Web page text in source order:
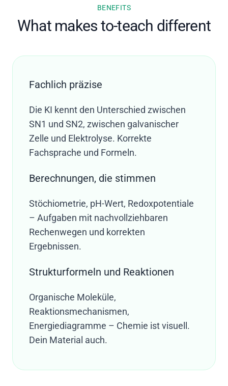
BENEFITS
What makes to-teach different
Fachlich präzise
Die KI kennt den Unterschied zwischen
SN1 und SN2, zwischen galvanischer
Zelle und Elektrolyse. Korrekte
Fachsprache und Formeln.
Berechnungen, die stimmen
Stöchiometrie, pH-Wert, Redoxpotentiale
– Aufgaben mit nachvollziehbaren
Rechenwegen und korrekten
Ergebnissen.
Strukturformeln und Reaktionen
Organische Moleküle,
Reaktionsmechanismen,
Energiediagramme – Chemie ist visuell.
Dein Material auch.